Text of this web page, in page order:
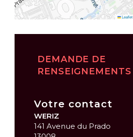
Leaflet
DEMANDE DE
RENSEIGNEMENTS
Votre contact
WERIZ
141 Avenue du Prado